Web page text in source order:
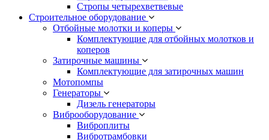
Стропы четырехветвевые
Строительное оборудование
Отбойные молотки и коперы
Комплектующие для отбойных молотков и
коперов
Затирочные машины
Комплектующие для затирочных машин
Мотопомпы
Генераторы
Дизель генераторы
Виброоборудование
Виброплиты
Вибротрамбовки